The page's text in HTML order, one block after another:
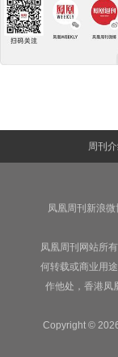
周刊
凤凰周刊新浪微
凤凰周刊网站所
何转载或商业用
作他处，香港凤
Copyright ©